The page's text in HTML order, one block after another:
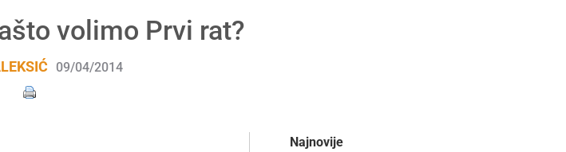
volimo Prvi rat?
09/04/2014
Najnovije